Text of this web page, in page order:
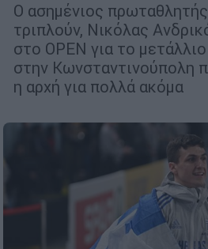
Ο ασημένιος
τριπλούν, Νικόλας
στο ΟPEN για το
στην Κωνσταντινούπολη
η αρχή για πολλά ακόμα